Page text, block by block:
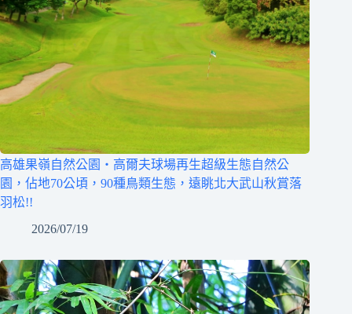
高雄果嶺自然公園‧高爾夫球場再生超級生態自然公
園，佔地70公頃，90種鳥類生態，遠眺北大武山秋賞落
羽松!!
2026/07/19